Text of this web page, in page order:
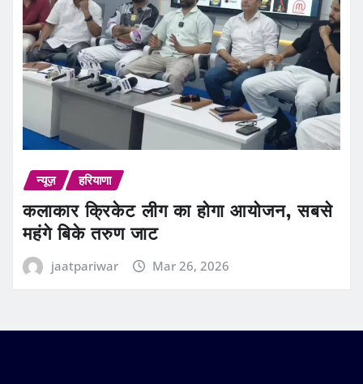
न्यूज़ हरियाणा
कलाकार क्रिकेट लीग का होगा आयोजन, सबसे
महंगे बिके तरुण जाट
jaatpariwar Mar 26, 2026